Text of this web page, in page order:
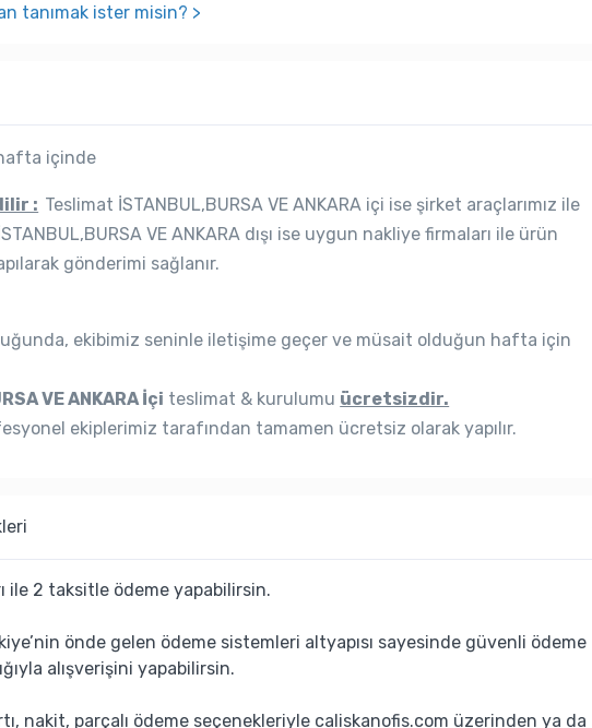
tanımak ister misin? >
içinde
: Teslimat İSTANBUL,BURSA VE ANKARA içi ise şirket araçlarımız ile
VE ANKARA dışı ise uygun nakliye firmaları ile ürün
gönderimi sağlanır.
ekibimiz seninle iletişime geçer ve müsait olduğun hafta için
VE ANKARA İçi teslimat & kurulumu ücretsizdir.
ekiplerimiz tarafından tamamen ücretsiz olarak yapılır.
ile 2 taksitle ödeme yapabilirsin.
önde gelen ödeme sistemleri altyapısı sayesinde güvenli ödeme
alışverişini yapabilirsin.
nakit, parçalı ödeme seçenekleriyle caliskanofis.com üzerinden ya da